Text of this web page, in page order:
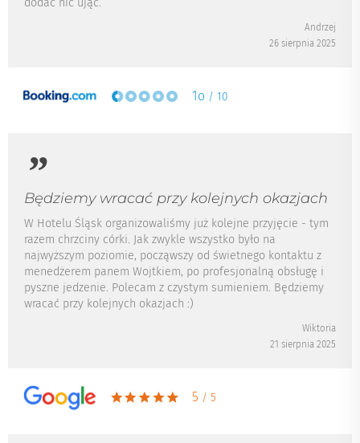
dodać nic ująć.
Andrzej
26 sierpnia 2025
1o / 10
Będziemy wracać przy kolejnych okazjach
W Hotelu Śląsk organizowaliśmy już kolejne przyjęcie - tym
razem chrzciny córki. Jak zwykle wszystko było na
najwyższym poziomie, począwszy od świetnego kontaktu z
menedżerem panem Wojtkiem, po profesjonalną obsługę i
pyszne jedzenie. Polecam z czystym sumieniem. Będziemy
wracać przy kolejnych okazjach :)
Wiktoria
21 sierpnia 2025
5 / 5